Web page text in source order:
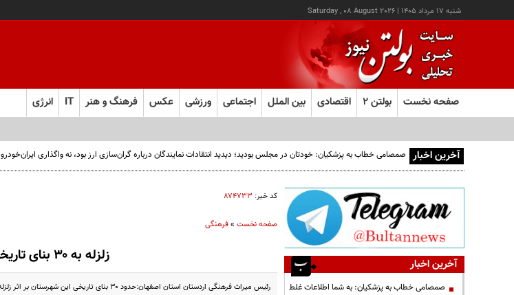
شنبه ۱۷ مرداد ۱۴۰۵ |
Saturday , 08 August 2026
صفحه نخست بولتن ۲ اقتصادی بین الملل اجتماعی ورزشی عکس فرهنگ و هنر IT انرژی
آخرین اخبار صمصامی خطاب به پزشکیان: خودتان در مجلس بودید؛ دیدید انتقادات نمایندگان درباره گران‌سازی ارز بود، نه واگذاری ایران‌خودرو
کد خبر: ۸۷۴۷۳۳
صفحه نخست»فرهنگی
زلزله به ۳۰ بنای تاریخی اردستان آسیب زد
رئیس میراث فرهنگی اردستان استان اصفهان:حدود ۳۰ بنای تاریخی این شهرستان بر اثر زلزله شب گذشته، آسیب دیده است.
آخرین اخبار
صمصامی خطاب به پزشکیان: به شما اطلاعات غلط